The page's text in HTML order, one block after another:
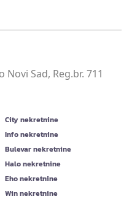
Sad, Reg.br. 711
City nekretnine
Info nekretnine
Bulevar nekretnine
Halo nekretnine
Eho nekretnine
Win nekretnine